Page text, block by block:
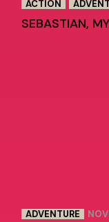
ACTION
SEBASTIAN,
ADVENTURE